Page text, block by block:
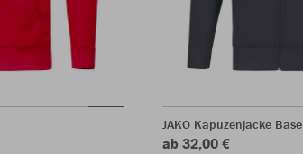
JAKO Kapuzenjacke Base
ab 32,00 €